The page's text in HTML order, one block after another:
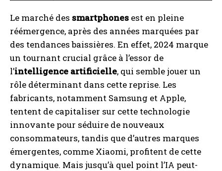
Le marché des smartphones est en pleine
réémergence, après des années marquées par
des tendances baissières. En effet, 2024 marque
un tournant crucial grâce à l’essor de
l’intelligence artificielle, qui semble jouer un
rôle déterminant dans cette reprise. Les
fabricants, notamment Samsung et Apple,
tentent de capitaliser sur cette technologie
innovante pour séduire de nouveaux
consommateurs, tandis que d’autres marques
émergentes, comme Xiaomi, profitent de cette
dynamique. Mais jusqu’à quel point l’IA peut-